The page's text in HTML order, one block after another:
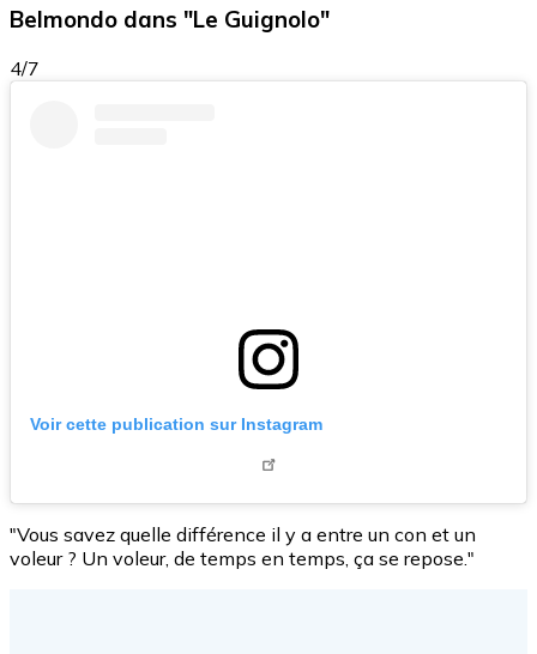
Belmondo dans "Le Guignolo"
4/7
Voir cette publication sur Instagram
"Vous savez quelle différence il y a entre un con et un
voleur ? Un voleur, de temps en temps, ça se repose."